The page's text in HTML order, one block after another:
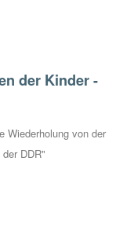
der Kinder -
Wiederholung von der
DDR"